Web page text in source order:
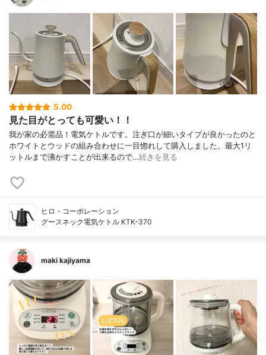
5.00
見た目がとっても可愛い！！
我が家の必需品！電気ケトルです。注ぎ口が細いタイプが良かったのと
ホワイトとウッドの組み合わせに一目惚れして購入しました。最大1リ
ットルまで沸かすことが出来るので…続きを見る
ヒロ・コーポレーション
グースネック電気ケトル KTK-370
maki kajiyama